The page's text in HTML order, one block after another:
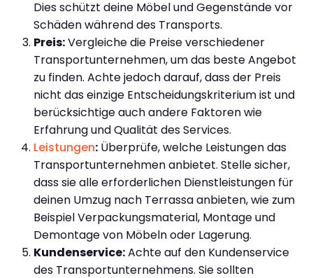
Dies schützt deine Möbel und Gegenstände vor
Schäden während des Transports.
Preis:Vergleiche die Preise verschiedener
Transportunternehmen, um das beste Angebot
zu finden. Achte jedoch darauf, dass der Preis
nicht das einzige Entscheidungskriterium ist und
berücksichtige auch andere Faktoren wie
Erfahrung und Qualität des Services.
Leistungen: Überprüfe, welche Leistungen das
Transportunternehmen anbietet. Stelle sicher,
dass sie alle erforderlichen Dienstleistungen für
deinen Umzug nach Terrassa anbieten, wie zum
Beispiel Verpackungsmaterial, Montage und
Demontage von Möbeln oder Lagerung.
Kundenservice:Achte auf den Kundenservice
des Transportunternehmens. Sie sollten